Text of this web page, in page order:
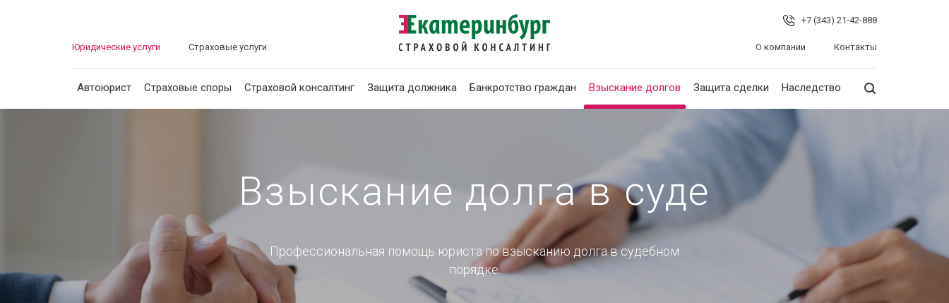
+7 (343) 21-42-888
Юридические услуги Страховые услуги О компании Контакты
Автоюрист Страховые споры Страховой консалтинг Защита должника Банкротство граждан Взыскание долгов Защита сделки Наследство
Страховой консалтинг
Защита должника
Банкротство граждан
Взыскание долга в суде
Профессиональная помощь юриста по взысканию долга в судебном
порядке.